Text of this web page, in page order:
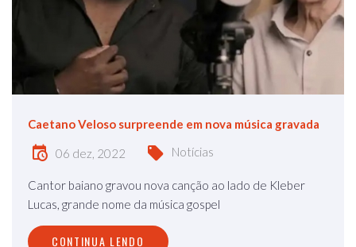
Caetano Veloso surpreende em nova música gravada
06 dez, 2022 Notícias
Cantor baiano gravou nova canção ao lado de Kleber
Lucas, grande nome da música gospel
CONTINUA LENDO